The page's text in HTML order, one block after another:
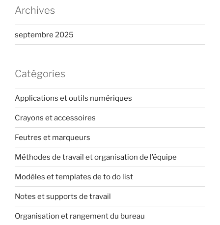
Archives
septembre 2025
Catégories
Applications et outils numériques
Crayons et accessoires
Feutres et marqueurs
Méthodes de travail et organisation de l’équipe
Modèles et templates de to do list
Notes et supports de travail
Organisation et rangement du bureau